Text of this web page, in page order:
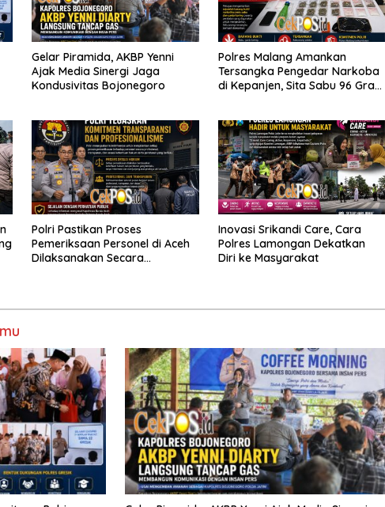
Gelar Piramida, AKBP Yenni
Ajak Media Sinergi Jaga
Kondusivitas Bojonegoro
Polres Malang Amankan
Tersangka Pengedar Narkoba
di Kepanjen, Sita Sabu 96 Gram
Polri Pastikan Proses
Pemeriksaan Personel di Aceh
Dilaksanakan Secara
Inovasi Srikandi Care, Cara
Polres Lamongan Dekatkan
Diri ke Masyarakat